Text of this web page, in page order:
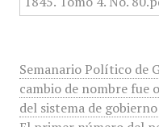
Semanario Político de
cambio de nombre fue
del sistema de